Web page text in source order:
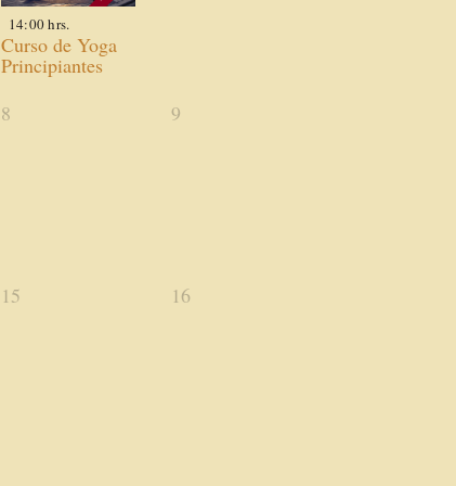
14:00 hrs.
Curso de Yoga
Principiantes
0
8 0
9
015 016